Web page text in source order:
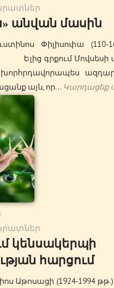
անվան մասին
Փիլիսոփա (110-
Մովսեսի
խորհրդավորապես
այն, որ… Կարդացեք
կենսակերպի
հարցում
Աթոսացի (1924-